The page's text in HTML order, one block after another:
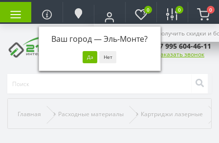
Ваш город —Эль-Монте?
Войдите, чтобы получить скидки и
0 0 0
+7 995 604-46-11
Заказать звонок
Главная Расходные материалы Картриджи лазерные